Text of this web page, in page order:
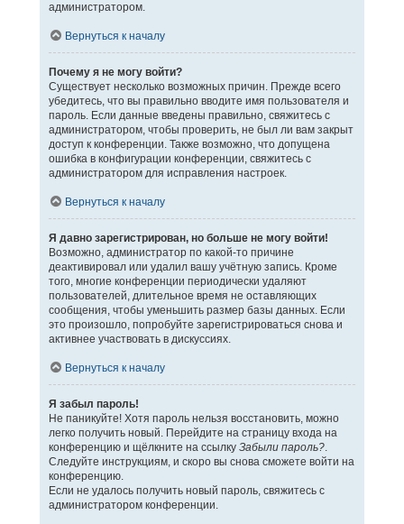
администратором.
Вернуться к началу
Почему я не могу войти?
Существует несколько возможных причин. Прежде всего
убедитесь, что вы правильно вводите имя пользователя и
пароль. Если данные введены правильно, свяжитесь с
администратором, чтобы проверить, не был ли вам закрыт
доступ к конференции. Также возможно, что допущена
ошибка в конфигурации конференции, свяжитесь с
администратором для исправления настроек.
Вернуться к началу
Я давно зарегистрирован, но больше не могу войти!
Возможно, администратор по какой-то причине
деактивировал или удалил вашу учётную запись. Кроме
того, многие конференции периодически удаляют
пользователей, длительное время не оставляющих
сообщения, чтобы уменьшить размер базы данных. Если
это произошло, попробуйте зарегистрироваться снова и
активнее участвовать в дискуссиях.
Вернуться к началу
Я забыл пароль!
Не паникуйте! Хотя пароль нельзя восстановить, можно
легко получить новый. Перейдите на страницу входа на
конференцию и щёлкните на ссылку Забыли пароль?.
Следуйте инструкциям, и скоро вы снова сможете войти на
конференцию.
Если не удалось получить новый пароль, свяжитесь с
администратором конференции.